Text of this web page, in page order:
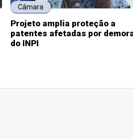
Câmara
Projeto amplia proteção a
patentes afetadas por
do INPI